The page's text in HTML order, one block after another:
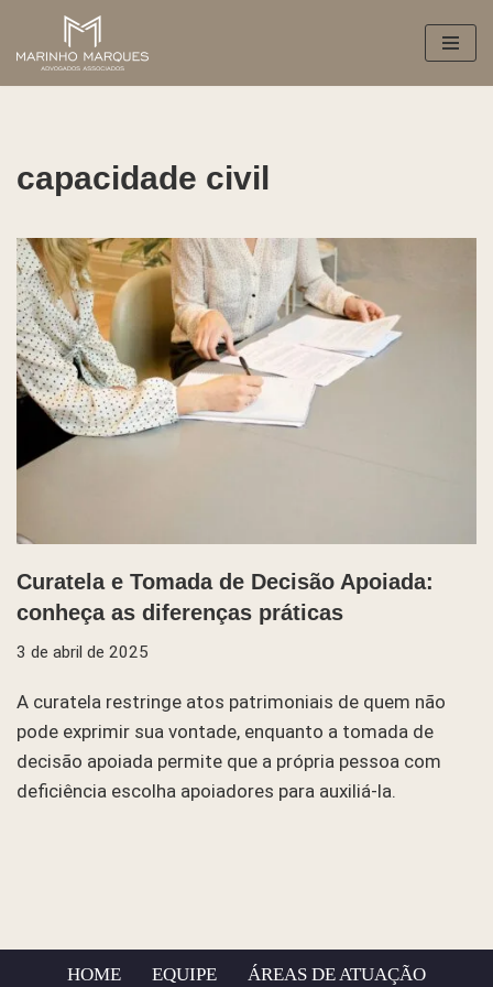
Pular
para
capacidade civil
Curatela e Tomada de Decisão Apoiada:
conheça as diferenças práticas
3 de abril de 2025
A curatela restringe atos patrimoniais de quem não
pode exprimir sua vontade, enquanto a tomada de
decisão apoiada permite que a própria pessoa com
deficiência escolha apoiadores para auxiliá-la.
HOME EQUIPE ÁREAS DE ATUAÇÃO